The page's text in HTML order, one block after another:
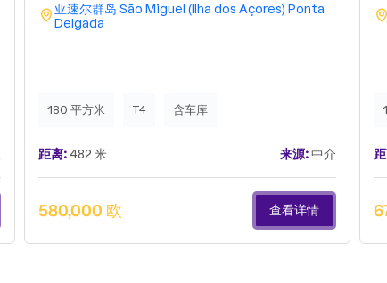
亚速尔群岛 São Miguel (Ilha dos Açores) Ponta
Delgada
180 平方米 T4 含车库
距离:482 米 来源:中介
580,000 欧 查看详情